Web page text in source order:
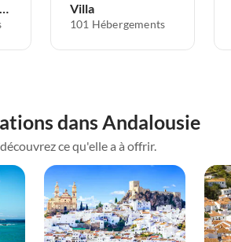
Maison de vacances Villa
101 Hébergements
dans Andalousie
ce qu'elle a à offrir.